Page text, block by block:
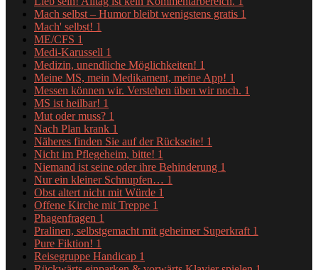
Mach selbst – Humor bleibt wenigstens gratis 1
Mach' selbst! 1
ME/CFS 1
Medi-Karussell 1
Medizin, unendliche Möglichkeiten! 1
Meine MS, mein Medikament, meine App! 1
Messen können wir. Verstehen üben wir noch. 1
MS ist heilbar! 1
Mut oder muss? 1
Nach Plan krank 1
Näheres finden Sie auf der Rückseite! 1
Nicht im Pflegeheim, bitte! 1
Niemand ist seine oder ihre Behinderung 1
Nur ein kleiner Schnupfen… 1
Obst altert nicht mit Würde 1
Offene Kirche mit Treppe 1
Phagenfragen 1
Pralinen, selbstgemacht mit geheimer Superkraft 1
Pure Fiktion! 1
Reisegruppe Handicap 1